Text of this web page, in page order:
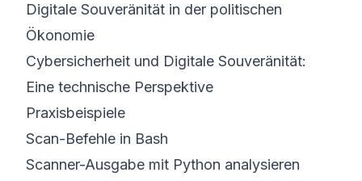
Digitale Souveränität in der politischen
Ökonomie
Cybersicherheit und Digitale Souveränität:
Eine technische Perspektive
Praxisbeispiele
Scan-Befehle in Bash
Scanner-Ausgabe mit Python analysieren